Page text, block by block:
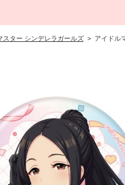
ASOBI STAGE
ラブライブ！サ
ラブライブ！虹
スター シンデレラガールズ> アイドルマ